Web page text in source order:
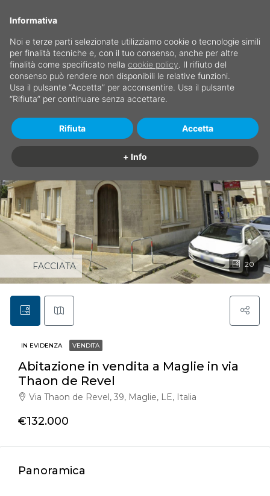
20
FACCIATA
IN EVIDENZA VENDITA
Abitazione in vendita a Maglie in via
Thaon de Revel
Via Thaon de Revel, 39, Maglie, LE, Italia
€132.000
Panoramica
Informativa
Noi e terze parti selezionate utilizziamo cookie o tecnologie simili
per finalità tecniche e, con il tuo consenso, anche per altre
finalità come specificato nella cookie policy. Il rifiuto del
consenso può rendere non disponibili le relative funzioni.
Usa il pulsante “Accetta” per acconsentire. Usa il pulsante
“Rifiuta” per continuare senza accettare.
+ Info
Rifiuta Accetta